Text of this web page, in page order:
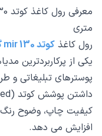
متری
رول کاغذ کوتد mir 130 گرم عرض 106
یکی از پرکاربردترین
پوسترهای تبلیغاتی و
کیفیت چاپ، وضوح
افزایش می دهد.